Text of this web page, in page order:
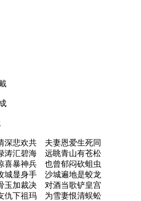
悲欢共 夫妻恩爱生死同
汇碧海 远眺青山有苍松
暴神兵 也曾郁闷砍蛆虫
显身手 沙城遍地是蛟龙
加裁决 对酒当歌铲皇宫
仇下祖玛 为雪妻恨清蜈蚣